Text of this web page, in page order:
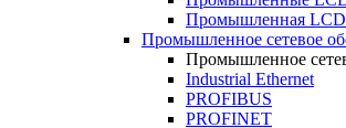
Промышленная LCD
Промышленное сетевое
Промышленное
Industrial Ethernet
PROFIBUS
PROFINET